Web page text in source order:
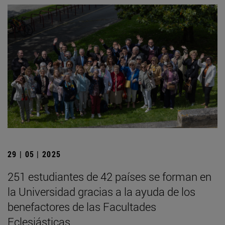
29 | 05 | 2025
251 estudiantes de 42 países se forman en
la Universidad gracias a la ayuda de los
benefactores de las Facultades
Eclesiásticas